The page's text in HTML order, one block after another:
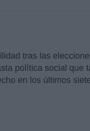
tras las
política social que
en los últimos